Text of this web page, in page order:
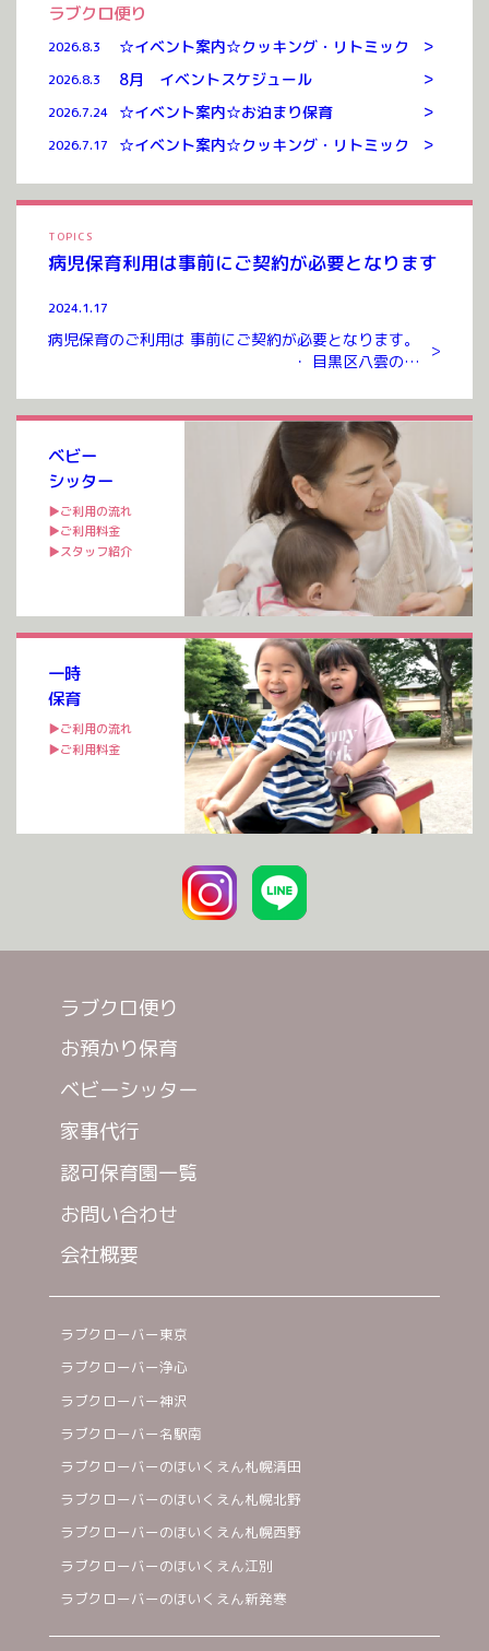
一時
保育
▶ご利用の流れ
▶ご利用料金
ベビー
シッター
▶ご利用の流れ
▶ご利用料金
▶スタッフ紹介
TOPICS
病児保育利用は事前にご契約が必要となります
2024.1.17
病児保育のご利用は 事前にご契約が必要となります。
・ 目黒区八雲のお
いただいたのち ご利用が可能となります。 ご契約には
入会金、年会費 […]
>
ラブクロ便り
2026.8.3 ☆イベント案内☆クッキング・リトミック >
2026.8.3 8月 イベントスケジュール >
2026.7.24 ☆イベント案内☆お泊まり保育 >
2026.7.17 ☆イベント案内☆クッキング・リトミック >
ラブクロ便り
お預かり保育
ベビーシッター
家事代行
認可保育園一覧
お問い合わせ
会社概要
ラブクローバー東京
ラブクローバー浄心
ラブクローバー神沢
ラブクローバー名駅南
ラブクローバーのほいくえん札幌清田
ラブクローバーのほいくえん札幌北野
ラブクローバーのほいくえん札幌西野
ラブクローバーのほいくえん江別
ラブクローバーのほいくえん新発寒